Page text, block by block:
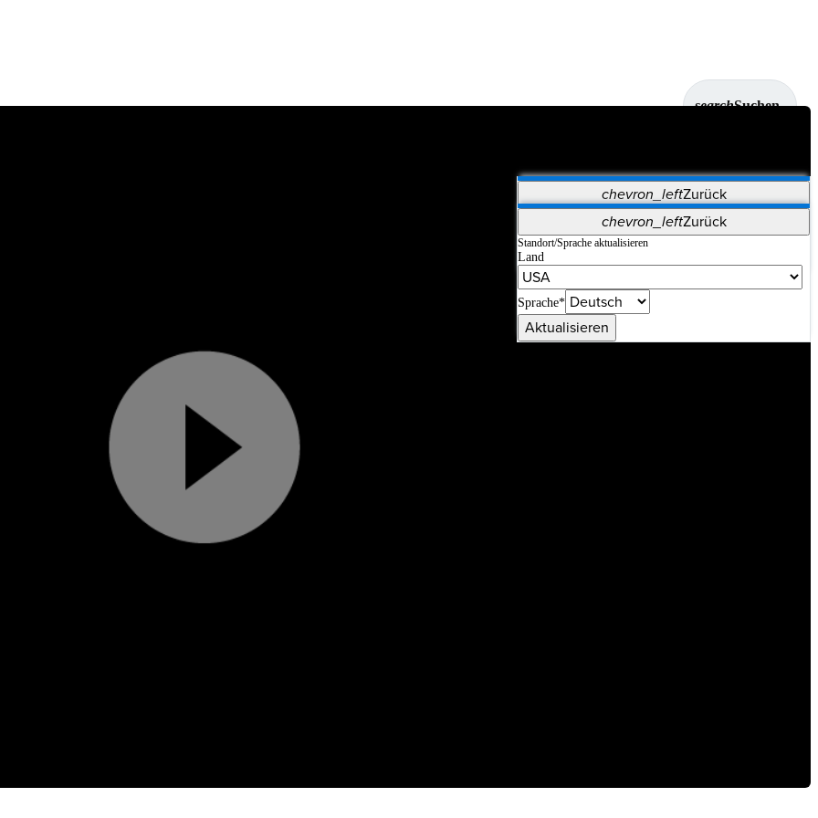
searchSuchen
chevron_leftZurück
Vet Systems OrthoPedia Patient
Supplier Portal
Synergy-Bildgebung und -Resektion
chevron_leftZurück
Standort/Sprache aktualisieren
Land
Sprache*
Aktualisieren
Play